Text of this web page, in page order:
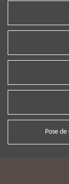
Pose